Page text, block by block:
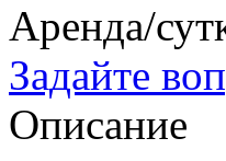
Аренда/
Задайте
Описание